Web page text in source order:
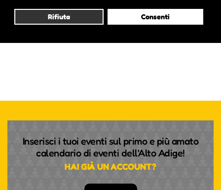
Rifiuta Consenti
Inserisci i tuoi eventi sul primo e più amato
calendario di eventi dell'Alto Adige!
HAI GIÀ UN ACCOUNT?